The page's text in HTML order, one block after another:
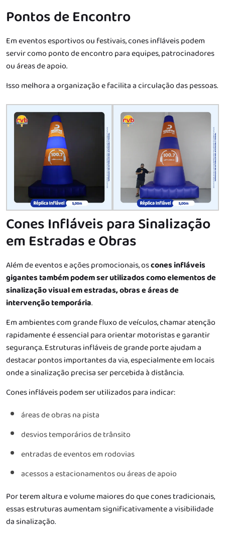
Pontos de Encontro
Em eventos esportivos ou festivais, cones infláveis podem
servir como ponto de encontro para equipes, patrocinadores
ou áreas de apoio.
Isso melhora a organização e facilita a circulação das pessoas.
Cones Infláveis para Sinalização
em Estradas e Obras
Além de eventos e ações promocionais, oscones infláveis
gigantes também podem ser utilizados como elementos de
sinalização visual em estradas, obras e áreas de
intervenção temporária.
Em ambientes com grande fluxo de veículos, chamar atenção
rapidamente é essencial para orientar motoristas e garantir
segurança. Estruturas infláveis de grande porte ajudam a
destacar pontos importantes da via, especialmente em locais
onde a sinalização precisa ser percebida à distância.
Cones infláveis podem ser utilizados para indicar:
áreas de obras na pista
desvios temporários de trânsito
entradas de eventos em rodovias
acessos a estacionamentos ou áreas de apoio
Por terem altura e volume maiores do que cones tradicionais,
essas estruturas aumentam significativamente a visibilidade
da sinalização.